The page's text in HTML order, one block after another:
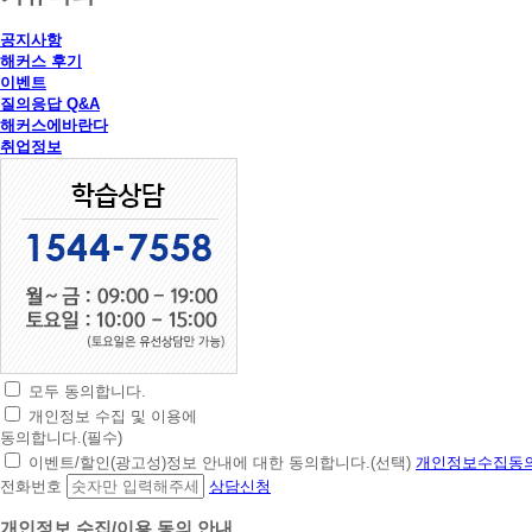
공지사항
해커스 후기
이벤트
질의응답 Q&A
해커스에바란다
취업정보
초
간
편
상
담
모두 동의합니다.
개인정보 수집 및 이용에
동의합니다.(필수)
이벤트/할인(광고성)정보 안내에 대한 동의합니다.(선택) 개인정보수집동
전화번호
상담신청